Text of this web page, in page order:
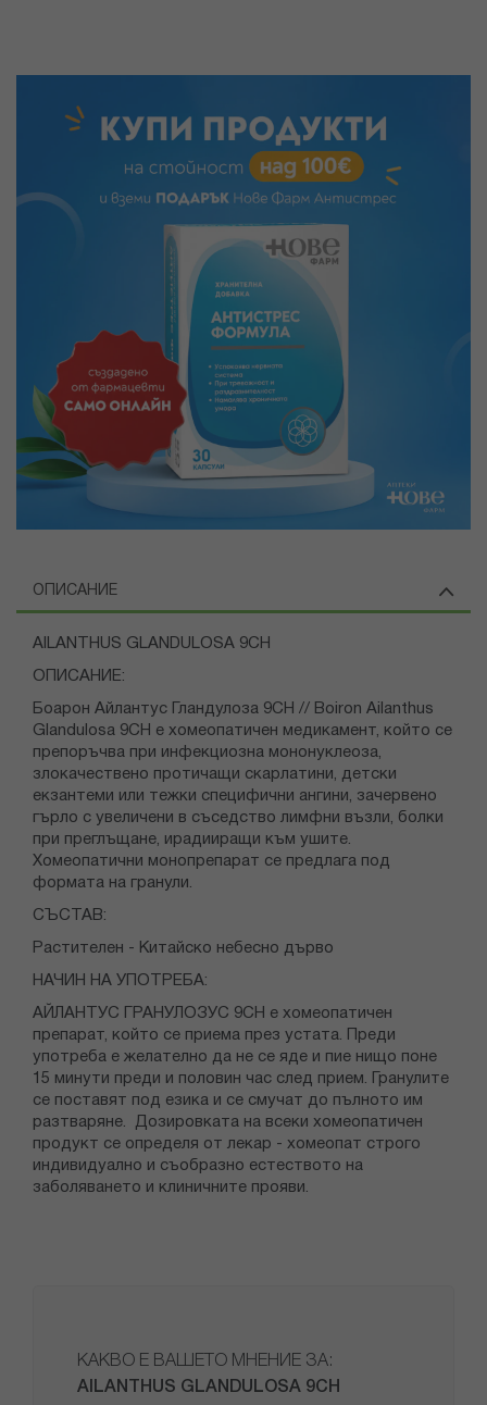
ОПИСАНИЕ
AILANTHUS GLANDULOSA 9CH
ОПИСАНИЕ:
Боарон Айлантус Гландулоза 9CH // Boiron Ailanthus
Glandulosa 9CH е хомеопатичен медикамент, който се
препоръчва при инфекциозна мононуклеоза,
злокачествено протичащи скарлатини, детски
екзантеми или тежки специфични ангини, зачервено
гърло с увеличени в съседство лимфни възли, болки
при преглъщане, ирадииращи към ушите.
Хомеопатични монопрепарат се предлага под
формата на гранули.
СЪСТАВ:
Растителен - Китайско небесно дърво
НАЧИН НА УПОТРЕБА:
АЙЛАНТУС ГРАНУЛОЗУС 9CH е хомеопатичен
препарат, който се приема през устата. Преди
употреба е желателно да не се яде и пие нищо поне
15 минути преди и половин час след прием. Гранулите
се поставят под езика и се смучат до пълното им
разтваряне. Дозировката на всеки хомеопатичен
продукт се определя от лекар - хомеопат строго
индивидуално и съобразно естеството на
заболяването и клиничните прояви.
КАКВО Е ВАШЕТО МНЕНИЕ ЗА:
AILANTHUS GLANDULOSA 9CH